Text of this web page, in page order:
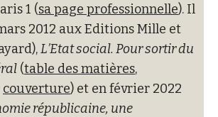
1 (sa page professionnelle). Il
2012 aux Editions Mille et
L’Etat social. Pour sortir du
(table des matières,
couverture) et en février 2022
républicaine, une